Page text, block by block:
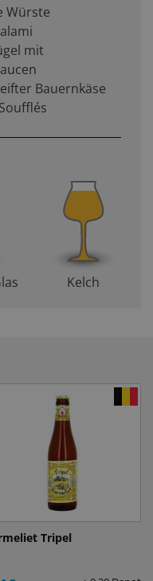
Würste
mit
Bauernkäse
Kelch
Tripel